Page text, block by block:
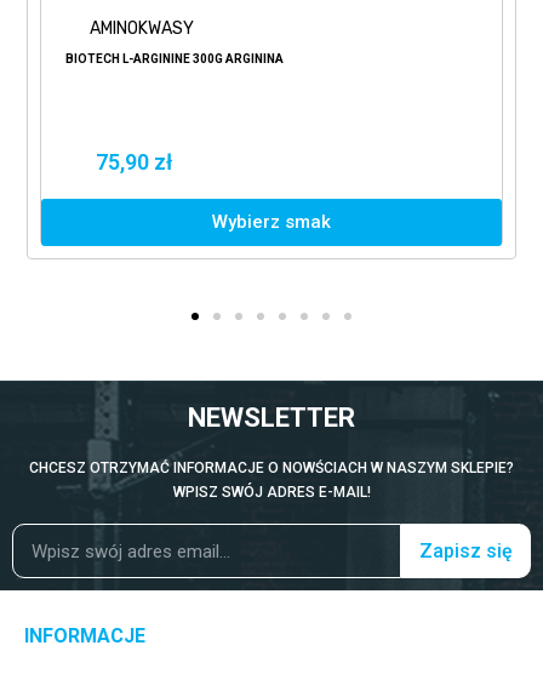
AMINOKWASY
BIOTECH L-ARGININE 300G ARGININA
75,90 zł
Wybierz smak
NEWSLETTER
CHCESZ OTRZYMAĆ INFORMACJE O NOWŚCIACH W NASZYM SKLEPIE?
WPISZ SWÓJ ADRES E-MAIL!
Zapisz się
INFORMACJE